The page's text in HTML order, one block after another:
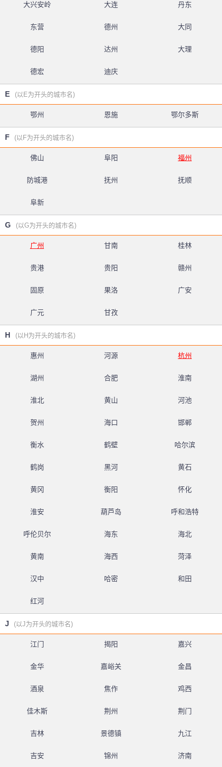
大兴安岭 大连 丹东
东营 德州 大同
德阳 达州 大理
德宏 迪庆
E (以E为开头的城市名)
鄂州 恩施 鄂尔多斯
F (以F为开头的城市名)
佛山 阜阳 福州
防城港 抚州 抚顺
阜新
G (以G为开头的城市名)
广州 甘南 桂林
贵港 贵阳 赣州
固原 果洛 广安
广元 甘孜
H (以H为开头的城市名)
惠州 河源 杭州
湖州 合肥 淮南
淮北 黄山 河池
贺州 海口 邯郸
衡水 鹤壁 哈尔滨
鹤岗 黑河 黄石
黄冈 衡阳 怀化
淮安 葫芦岛 呼和浩特
呼伦贝尔 海东 海北
黄南 海西 菏泽
汉中 哈密 和田
红河
J (以J为开头的城市名)
江门 揭阳 嘉兴
金华 嘉峪关 金昌
酒泉 焦作 鸡西
佳木斯 荆州 荆门
吉林 景德镇 九江
吉安 锦州 济南